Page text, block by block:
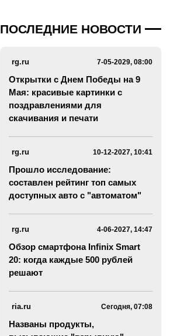
ПОСЛЕДНИЕ НОВОСТИ
rg.ru 7-05-2029, 08:00
Открытки с Днем Победы на 9
Мая: красивые картинки с
поздравлениями для
скачивания и печати
rg.ru 10-12-2027, 10:41
Прошло исследование:
составлен рейтинг топ самых
доступных авто с "автоматом"
rg.ru 4-06-2027, 14:47
Обзор смартфона Infinix Smart
20: когда каждые 500 рублей
решают
ria.ru Сегодня, 07:08
Названы продукты,